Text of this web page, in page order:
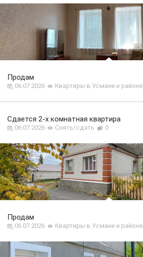
Продам
06.07.2026 Квартиры в Усмани и районе
Сдается 2-х комнатная квартира
06.07.2026 Снять/сдать 0
Продам
06.07.2026 Квартиры в Усмани и районе